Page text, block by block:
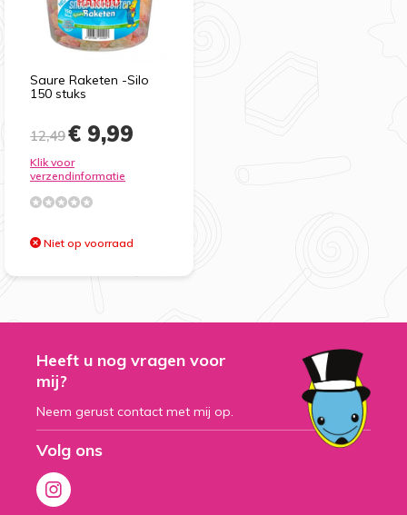
Saure Raketen -Silo
150 stuks
12,49€ 9,99
Klik voor
verzendinformatie
Niet op voorraad
Heeft u nog vragen voor
mij?
Neem gerust contact met mij op.
Volg ons